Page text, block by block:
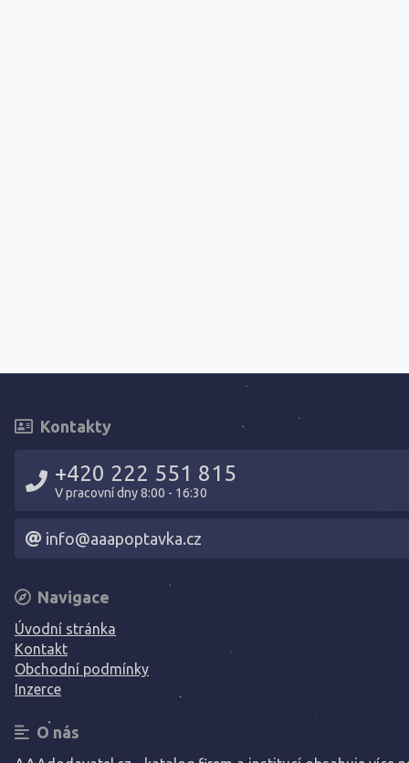
Kontakty
+420 222 551 815
V pracovní dny 8:00 - 16:30
info@aaapoptavka.cz
Navigace
Úvodní stránka
Kontakt
Obchodní podmínky
Inzerce
O nás